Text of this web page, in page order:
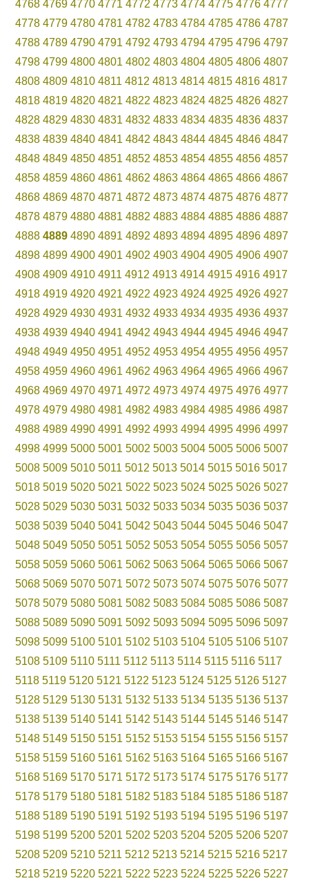
4768 4769 4770 4771 4772 4773 4774 4775 4776 4777
4778 4779 4780 4781 4782 4783 4784 4785 4786 4787
4788 4789 4790 4791 4792 4793 4794 4795 4796 4797
4798 4799 4800 4801 4802 4803 4804 4805 4806 4807
4808 4809 4810 4811 4812 4813 4814 4815 4816 4817
4818 4819 4820 4821 4822 4823 4824 4825 4826 4827
4828 4829 4830 4831 4832 4833 4834 4835 4836 4837
4838 4839 4840 4841 4842 4843 4844 4845 4846 4847
4848 4849 4850 4851 4852 4853 4854 4855 4856 4857
4858 4859 4860 4861 4862 4863 4864 4865 4866 4867
4868 4869 4870 4871 4872 4873 4874 4875 4876 4877
4878 4879 4880 4881 4882 4883 4884 4885 4886 4887
4888 4889 4890 4891 4892 4893 4894 4895 4896 4897
4898 4899 4900 4901 4902 4903 4904 4905 4906 4907
4908 4909 4910 4911 4912 4913 4914 4915 4916 4917
4918 4919 4920 4921 4922 4923 4924 4925 4926 4927
4928 4929 4930 4931 4932 4933 4934 4935 4936 4937
4938 4939 4940 4941 4942 4943 4944 4945 4946 4947
4948 4949 4950 4951 4952 4953 4954 4955 4956 4957
4958 4959 4960 4961 4962 4963 4964 4965 4966 4967
4968 4969 4970 4971 4972 4973 4974 4975 4976 4977
4978 4979 4980 4981 4982 4983 4984 4985 4986 4987
4988 4989 4990 4991 4992 4993 4994 4995 4996 4997
4998 4999 5000 5001 5002 5003 5004 5005 5006 5007
5008 5009 5010 5011 5012 5013 5014 5015 5016 5017
5018 5019 5020 5021 5022 5023 5024 5025 5026 5027
5028 5029 5030 5031 5032 5033 5034 5035 5036 5037
5038 5039 5040 5041 5042 5043 5044 5045 5046 5047
5048 5049 5050 5051 5052 5053 5054 5055 5056 5057
5058 5059 5060 5061 5062 5063 5064 5065 5066 5067
5068 5069 5070 5071 5072 5073 5074 5075 5076 5077
5078 5079 5080 5081 5082 5083 5084 5085 5086 5087
5088 5089 5090 5091 5092 5093 5094 5095 5096 5097
5098 5099 5100 5101 5102 5103 5104 5105 5106 5107
5108 5109 5110 5111 5112 5113 5114 5115 5116 5117
5118 5119 5120 5121 5122 5123 5124 5125 5126 5127
5128 5129 5130 5131 5132 5133 5134 5135 5136 5137
5138 5139 5140 5141 5142 5143 5144 5145 5146 5147
5148 5149 5150 5151 5152 5153 5154 5155 5156 5157
5158 5159 5160 5161 5162 5163 5164 5165 5166 5167
5168 5169 5170 5171 5172 5173 5174 5175 5176 5177
5178 5179 5180 5181 5182 5183 5184 5185 5186 5187
5188 5189 5190 5191 5192 5193 5194 5195 5196 5197
5198 5199 5200 5201 5202 5203 5204 5205 5206 5207
5208 5209 5210 5211 5212 5213 5214 5215 5216 5217
5218 5219 5220 5221 5222 5223 5224 5225 5226 5227